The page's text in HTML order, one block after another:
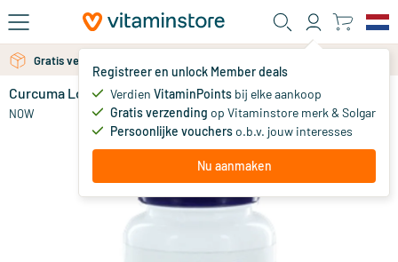
Ga naar de hoofdinhoud
Registreer en unlock Member deals
Verdien VitaminPoints bij elke aankoop
Gratis verzending op Vitaminstore merk & Solgar
Persoonlijke voucherso.b.v. jouw interesses
Nu aanmaken
Gratis verzending vanaf 25 euro
Gratis persoonlijk advies via chat of email
Curcuma Longvida Extract
NOW 43.